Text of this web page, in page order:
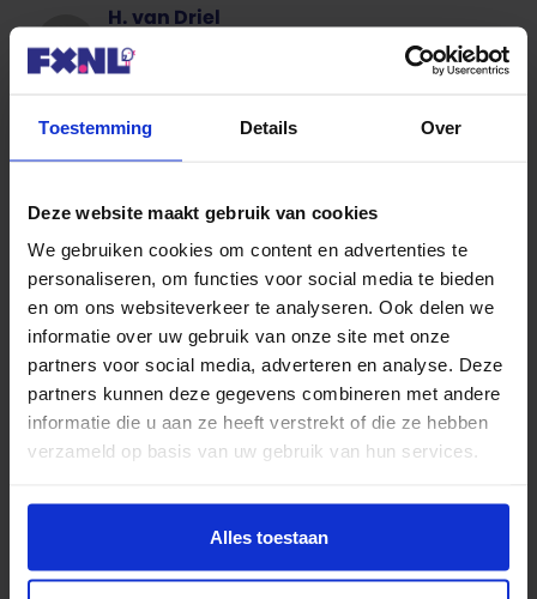
Toestemming Details Over
Deze website maakt gebruik van cookies
We gebruiken cookies om content en advertenties te
personaliseren, om functies voor social media te bieden
en om ons websiteverkeer te analyseren. Ook delen we
informatie over uw gebruik van onze site met onze
partners voor social media, adverteren en analyse. Deze
partners kunnen deze gegevens combineren met andere
informatie die u aan ze heeft verstrekt of die ze hebben
verzameld op basis van uw gebruik van hun services.
Alles toestaan
H. van Driel
8 september 2017 om 10:38
Is er een indicatie te geven over de
Is er in de grafiek van de
renteontwikkeling een trend te
ontdekken?
Beantwoorden
Plaats een reactie